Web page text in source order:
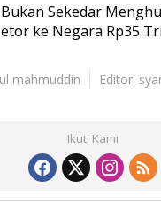
Bukan Sekedar
ke Negara Rp35
mahmuddin
Editor:
Ikuti Kami